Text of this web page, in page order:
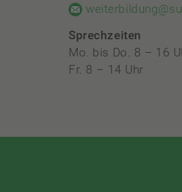
Sprechzeiten
Mo. bis Do. 8 – 16
Fr. 8 – 14 Uhr